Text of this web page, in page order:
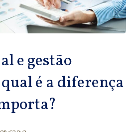
e gestão
é a diferença